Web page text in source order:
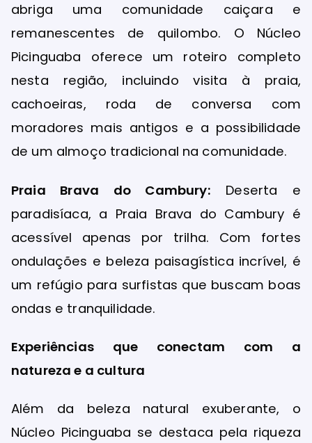
abriga uma comunidade caiçara e
remanescentes de quilombo. O Núcleo
Picinguaba oferece um roteiro completo
nesta região, incluindo visita à praia,
cachoeiras, roda de conversa com
moradores mais antigos e a possibilidade
de um almoço tradicional na comunidade.
Praia Brava do Cambury: Deserta e
paradisíaca, a Praia Brava do Cambury é
acessível apenas por trilha. Com fortes
ondulações e beleza paisagística incrível, é
um refúgio para surfistas que buscam boas
ondas e tranquilidade.
Experiências que conectam com a
natureza e a cultura
Além da beleza natural exuberante, o
Núcleo Picinguaba se destaca pela riqueza